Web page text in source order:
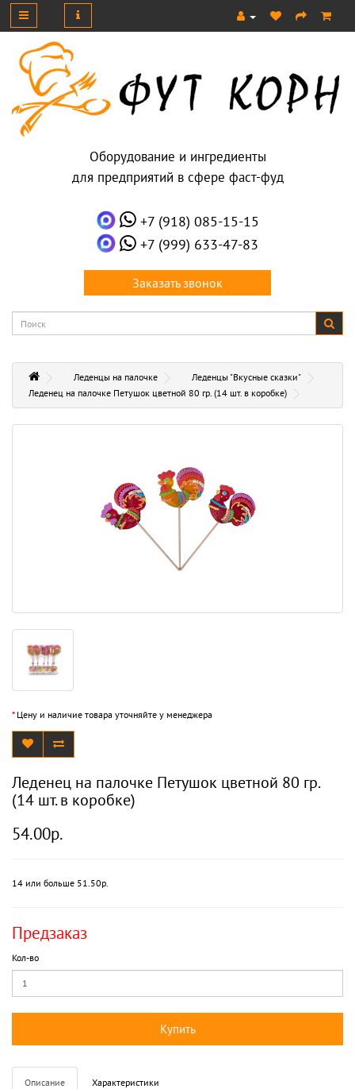
Оборудование и ингредиенты
для предприятий в сфере фаст-фуд
+7 (918) 085-15-15
+7 (999) 633-47-83
Заказать звонок
Леденцы на палочке
Леденцы "Вкусные сказки"
Леденец на палочке Петушок цветной 80 гр. (14 шт. в коробке)
*Цену и наличие товара уточняйте у менеджера
Леденец на палочке Петушок цветной 80 гр.
(14 шт. в коробке)
54.00р.
14 или больше 51.50р.
Предзаказ
Кол-во
Купить
Описание Характеристики